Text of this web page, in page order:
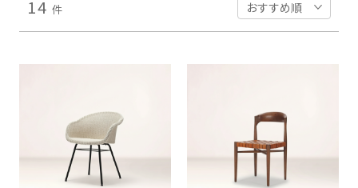
14 件